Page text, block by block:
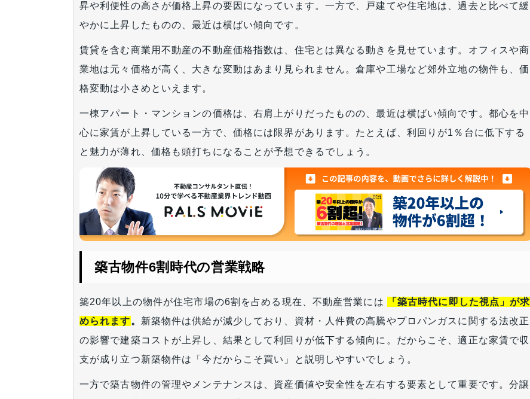
昇や利便性の高さが価格上昇の要因になっています。一方で、戸建てや住宅地は、過去と比べて緩
やかに上昇したものの、最近は横ばい傾向です。
賃貸を含む商業用不動産の不動産価格指数は、住宅とは異なる動きを見せています。オフィスや商
業地は元々価格が高く、大きな変動はあまり見られません。倉庫や工場など郊外立地の物件も、価
格変動は小さめといえます。
一棟アパート・マンションの価格は、右肩上がりだったものの、最近は横ばい傾向です。都心を中
心に家賃が上昇している一方で、価格には限界があります。たとえば、利回りが1％台に低下する
と魅力が薄れ、価格も頭打ちになることが予想できるでしょう。
築古物件6割時代の営業戦略
築20年以上の物件が住宅市場の6割を占める現在、不動産営業には
「築古時代に即した視点」が求
められます。 新築物件は供給が減少しており、資材・人件費の高騰やプロパンガスに関する法改正
の影響で建築コストが上昇し、結果として利回りが低下する傾向に。だからこそ、適正な家賃で収
支が成り立つ新築物件は「今だからこそ買い」と説明しやすいでしょう。
一方で築古物件の管理やメンテナンスは、資産価値や安全性を左右する要素として重要です。分譲